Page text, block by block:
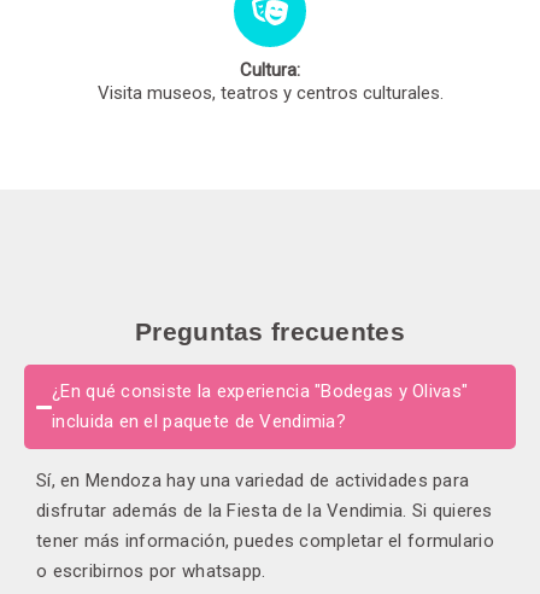
Cultura:
Visita museos, teatros y centros culturales.
Preguntas frecuentes
¿En qué consiste la experiencia "Bodegas y Olivas"
incluida en el paquete de Vendimia?
Sí, en Mendoza hay una variedad de actividades para
disfrutar además de la Fiesta de la Vendimia. Si quieres
tener más información, puedes completar el formulario
o escribirnos por whatsapp.